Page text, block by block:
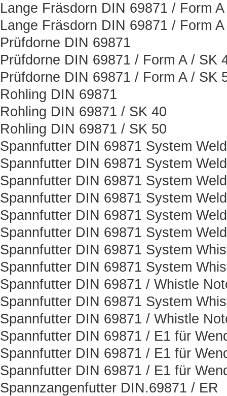
Lange Fräsdorn DIN 69871 / Form
Lange Fräsdorn DIN 69871 / Form
Prüfdorne DIN 69871
Prüfdorne DIN 69871 / Form A / SK
Prüfdorne DIN 69871 / Form A / SK
Rohling DIN 69871
Rohling DIN 69871 / SK 40
Rohling DIN 69871 / SK 50
Spannfutter DIN 69871 System
Spannfutter DIN 69871 System
Spannfutter DIN 69871 System
Spannfutter DIN 69871 System
Spannfutter DIN 69871 System
Spannfutter DIN 69871 System
Spannfutter DIN 69871 System
Spannfutter DIN 69871 System
Spannfutter DIN 69871 / Whistle
Spannfutter DIN 69871 System
Spannfutter DIN 69871 / Whistle
Spannfutter DIN 69871 / E1 für
Spannfutter DIN 69871 / E1 für
Spannfutter DIN 69871 / E1 für
Spannzangenfutter DIN.69871 / ER